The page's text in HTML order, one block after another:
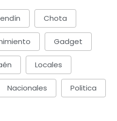
Chota
Gadget
Locales
Nacionales Politica